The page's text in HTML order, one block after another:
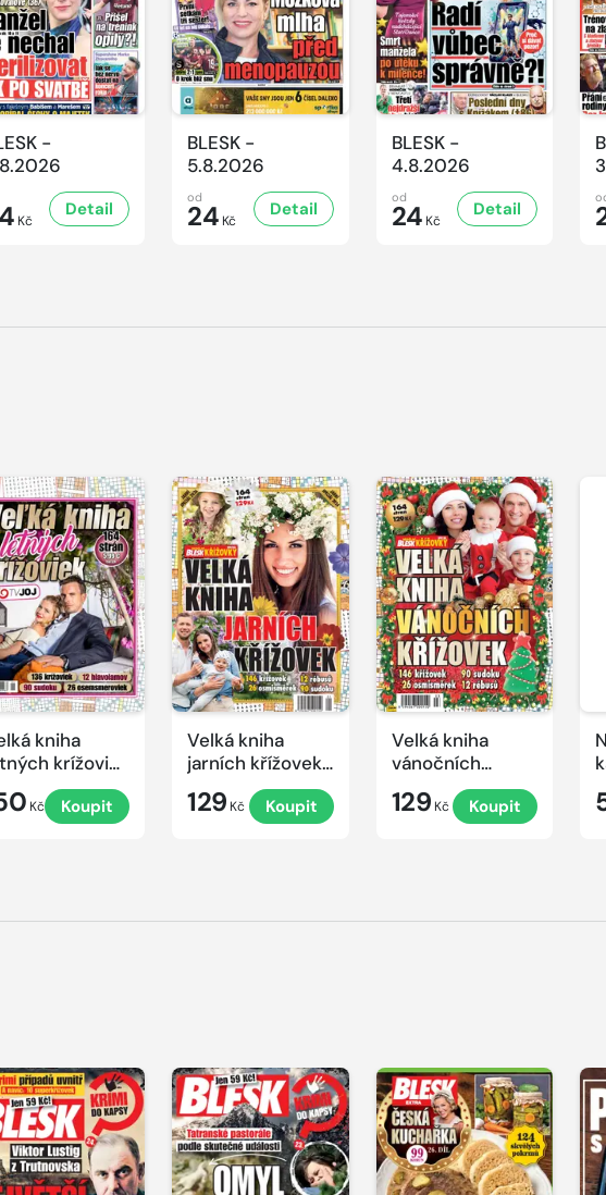
-
Kč
Detail
BLESK -
5.8.2026
od
24 Kč
Detail
BLESK -
4.8.2026
od
24 Kč
Detail
kniha
krížoviek
TV JOJ 2026
Kč Koupit
Velká kniha
jarních křížovek
129 Kč Koupit
Velká kniha
vánočních
křížovek 2025
129 Kč Koupit